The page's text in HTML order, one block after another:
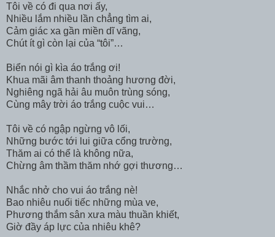
Tôi về có đi qua nơi ấy,
Nhiều lắm nhiều lần chẳng tìm ai,
Cảm giác xa gần miền dĩ vãng,
Chút ít gì còn lại của “tôi”…
Biển nói gì kìa áo trắng ơi!
Khua mãi âm thanh thoảng hương đời,
Nghiêng ngã hải âu muôn trùng sóng,
Cùng mây trời áo trắng cuộc vui…
Tôi về có ngập ngừng vô lối,
Những bước tới lui giữa cổng trường,
Thăm ai có thể là không nữa,
Chừng âm thầm thăm nhớ gợi thương…
Nhắc nhở cho vui áo trắng nè!
Bao nhiêu nuối tiếc những mùa ve,
Phương thắm sân xưa màu thuần khiết,
Giờ đầy áp lực của nhiêu khê?